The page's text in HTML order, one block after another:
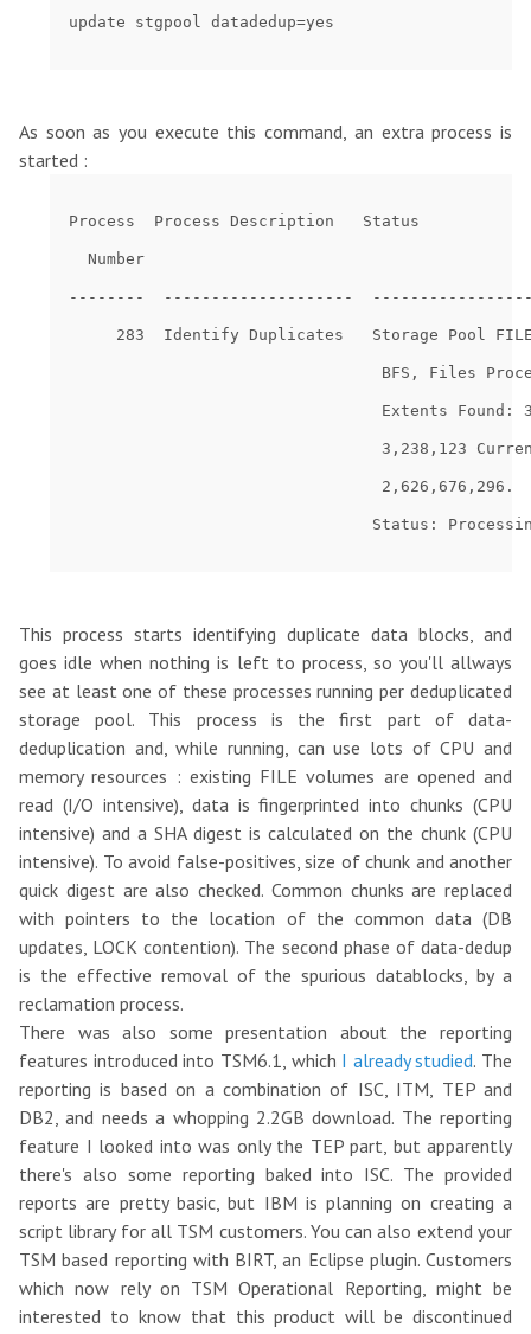
As soon as you execute this command, an extra process is
started :
  Number
This process starts identifying duplicate data blocks, and
goes idle when nothing is left to process, so you'll allways
see at least one of these processes running per deduplicated
storage pool. This process is the first part of data-
deduplication and, while running, can use lots of CPU and
memory resources : existing FILE volumes are opened and
read (I/O intensive), data is fingerprinted into chunks (CPU
intensive) and a SHA digest is calculated on the chunk (CPU
intensive). To avoid false-positives, size of chunk and another
quick digest are also checked. Common chunks are replaced
with pointers to the location of the common data (DB
updates, LOCK contention). The second phase of data-dedup
is the effective removal of the spurious datablocks, by a
reclamation process.
There was also some presentation about the reporting
features introduced into TSM6.1, which I already studied. The
reporting is based on a combination of ISC, ITM, TEP and
DB2, and needs a whopping 2.2GB download. The reporting
feature I looked into was only the TEP part, but apparently
there's also some reporting baked into ISC. The provided
reports are pretty basic, but IBM is planning on creating a
script library for all TSM customers. You can also extend your
TSM based reporting with BIRT, an Eclipse plugin. Customers
which now rely on TSM Operational Reporting, might be
interested to know that this product will be discontinued